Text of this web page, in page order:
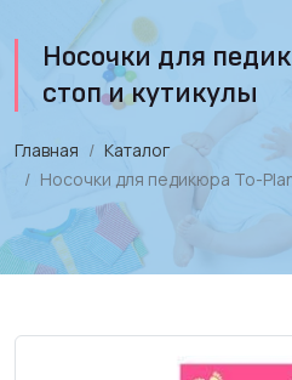
Носочки для
стоп и кутикулы
Главная
Каталог
Носочки для педикюра To-